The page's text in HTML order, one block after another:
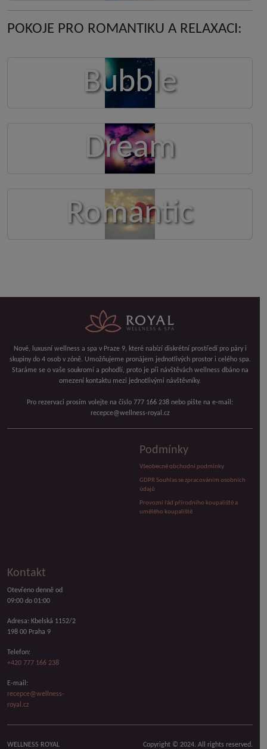
POKOJE PRO ROMANTIKU A RELAXACI:
Bubble
Dream
Romantic
Nové, luxusní wellness a spa v Praze 9, které nabízí diskrétní prostředí pro páry i
skupiny do 4 osob v zóně. Umožňujeme pronájem jednotlivých prostor i celého spa.
Staráme se o vaše soukromí a pohodlí, proto je při návštěvách wellness dbáno na
omezení kontaktu mezi jednotlivými návštěvníky.
Pro rezervaci prosím volejte na číslo 777 166 238 nebo pište na e-mail:
recepce@wellness-royal.cz
Podmínky
Všeobecné obchodní podmínky
GDPR Souhlas se zpracováním osobních
údajů
Provozní řád přírodního koupaliště a
umělého koupaliště
Kontakt
Otevřeno denně od
09:00 do 01:00
Adresa: Kbelská 1152/2
198 00 Praha 9
Telefon:
+420 777 166 238
E-mail:
recepce@wellness-
royal.cz
WELLNESS ROYAL Copyright © 2024. All rights reserved.